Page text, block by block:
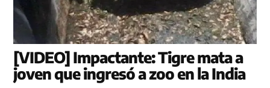
[VIDEO] Impactante: Tigre mata a
joven que ingresó a zoo en la India